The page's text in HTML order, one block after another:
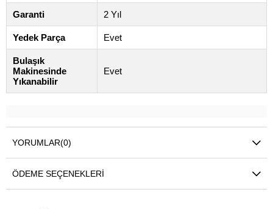
Garanti 2 Yıl
Yedek Parça Evet
Bulaşık
Makinesinde
Yıkanabilir
Evet
YORUMLAR(0)
ÖDEME SEÇENEKLERI